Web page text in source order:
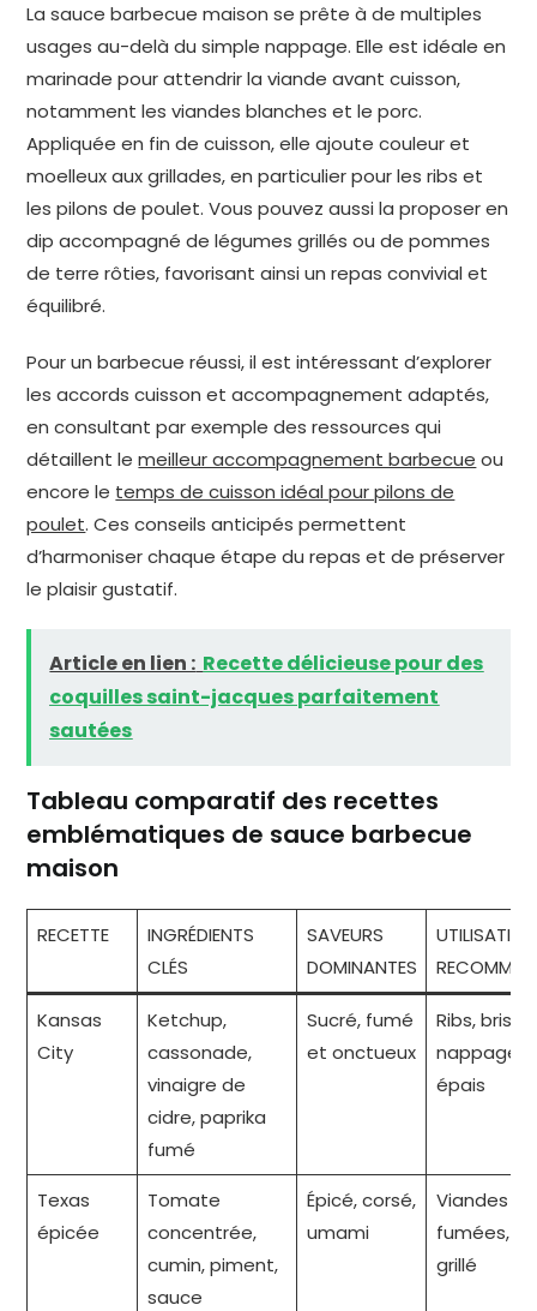
La sauce barbecue maison se prête à de multiples
usages au-delà du simple nappage. Elle est idéale en
marinade pour attendrir la viande avant cuisson,
notamment les viandes blanches et le porc.
Appliquée en fin de cuisson, elle ajoute couleur et
moelleux aux grillades, en particulier pour les ribs et
les pilons de poulet. Vous pouvez aussi la proposer en
dip accompagné de légumes grillés ou de pommes
de terre rôties, favorisant ainsi un repas convivial et
équilibré.
Pour un barbecue réussi, il est intéressant d’explorer
les accords cuisson et accompagnement adaptés,
en consultant par exemple des ressources qui
détaillent lemeilleur accompagnement barbecue ou
encore le temps de cuisson idéal pour pilons de
poulet. Ces conseils anticipés permettent
d’harmoniser chaque étape du repas et de préserver
le plaisir gustatif.
Article en lien : Recette délicieuse pour des
coquilles saint-jacques parfaitement
sautées
Tableau comparatif des recettes
emblématiques de sauce barbecue
maison
RECETTE
INGRÉDIENTS
CLÉS
SAVEURS
DOMINANTES
UTILISATION
Kansas
City
Ketchup,
cassonade,
vinaigre de
cidre, paprika
fumé
Sucré, fumé
et onctueux
Ribs,
nappage
épais
Texas
épicée
Tomate
concentrée,
cumin, piment,
sauce
Épicé, corsé,
umami
Viandes
fumées,
grillé